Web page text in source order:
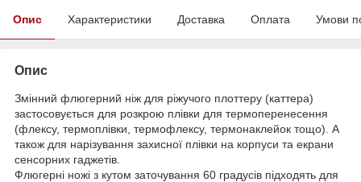
Опис Характеристики Доставка Оплата Умови
Опис
Змінний флюгерний ніж для ріжучого плоттеру (каттера)
застосовується для розкрою плівки для термоперенесення
(флексу, термоплівки, термофлексу, термонаклейок тощо). А
також для нарізування захисної плівки на корпуси та екрани
сенсорних гаджетів.
Флюгерні ножі з кутом заточування 60 градусів підходять для